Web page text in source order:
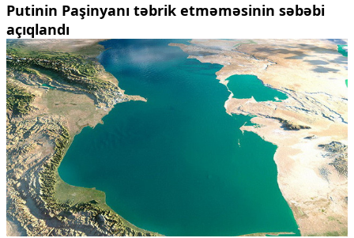
Putinin Paşinyanı təbrik etməməsinin səbəbi
açıqlandı